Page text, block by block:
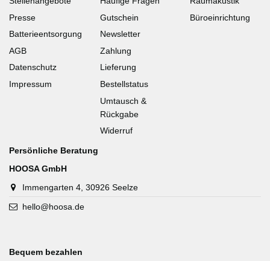
Presse
Batterieentsorgung
AGB
Datenschutz
Impressum
Gutschein
Newsletter
Zahlung
Lieferung
Bestellstatus
Umtausch &
Rückgabe
Widerruf
Büroeinrichtung
Persönliche Beratung
HOOSA GmbH
Immengarten 4, 30926 Seelze
hello@hoosa.de
Bequem bezahlen